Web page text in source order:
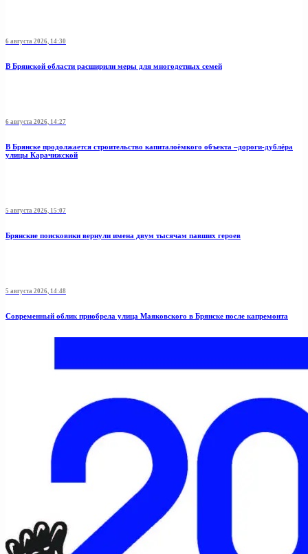
6 августа 2026, 14:30
В Брянской области расширили меры для многодетных семей
6 августа 2026, 14:27
В Брянске продолжается строительство капиталоёмкого объекта –дороги-дублёра
улицы Карачижской
5 августа 2026, 15:07
Брянские поисковики вернули имена двум тысячам павших героев
5 августа 2026, 14:48
Современный облик приобрела улица Маяковского в Брянске после капремонта